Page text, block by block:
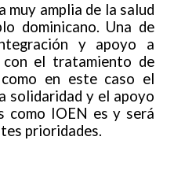
muy amplia de la salud
dominicano. Una de
y apoyo a
con el tratamiento de
en este caso el
solidaridad y el apoyo
como IOEN es y será
prioridades.